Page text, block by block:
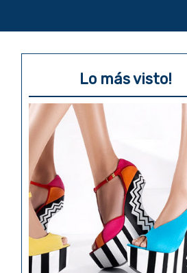
Lo más visto!